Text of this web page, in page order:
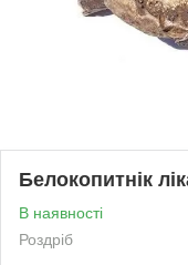
Белокопитнік
В наявності
Роздріб